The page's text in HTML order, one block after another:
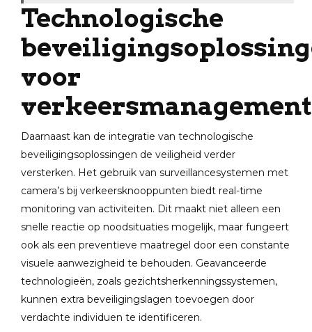
Technologische
voor
verkeersmanagement
Daarnaast kan de integratie van technologische
beveiligingsoplossingen de veiligheid verder
versterken. Het gebruik van surveillancesystemen met
camera’s bij verkeersknooppunten biedt real-time
monitoring van activiteiten. Dit maakt niet alleen een
snelle reactie op noodsituaties mogelijk, maar fungeert
ook als een preventieve maatregel door een constante
visuele aanwezigheid te behouden. Geavanceerde
technologieën, zoals gezichtsherkenningssystemen,
kunnen extra beveiligingslagen toevoegen door
verdachte individuen te identificeren.